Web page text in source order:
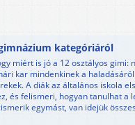
kategóriáról
miért is jó a 12 osztályos gimi:
kar mindenkinek a
A diák az általános iskola
és felismeri, hogyan tanulhat a
egymást, van idejük